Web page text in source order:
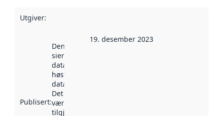
Utgiver:
Publisert:
Denne datoen
sier når
datasettet ble
høstet av
data.norge.no.
Det kan ha
vært
tilgjengelig
19. desember 2023